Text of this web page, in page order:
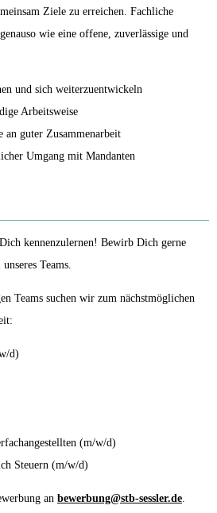
Ziele zu erreichen. Fachliche
wie eine offene, zuverlässige und
und sich weiterzuentwickeln
Arbeitsweise
an guter Zusammenarbeit
Umgang mit Mandanten
kennenzulernen! Bewirb Dich gerne
Teams.
Teams suchen wir zum nächstmöglichen
d)
(m/w/d)
Steuern (m/w/d)
an bewerbung@stb-sessler.de